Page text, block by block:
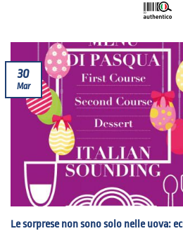
contenuti
Le sorprese non sono solo nelle uova:
30
Mar